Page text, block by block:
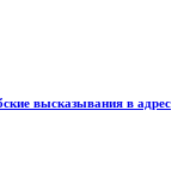
высказывания в адрес